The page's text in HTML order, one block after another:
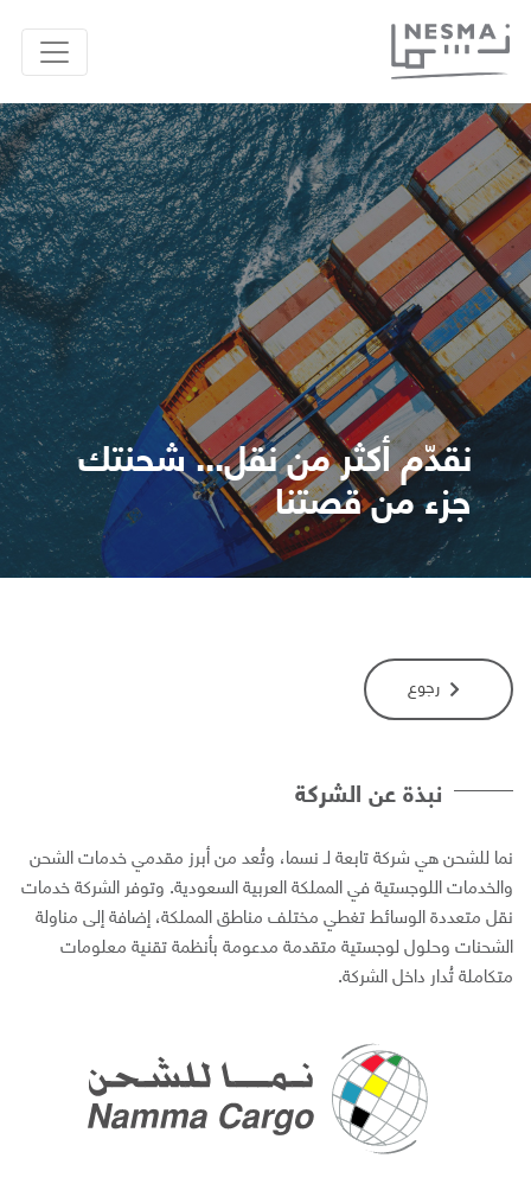
نقدّم أكثر من نقل... شحنتك
جزء من قصتنا
رجوع
نبذة عن الشركة
للشحن ھي شركة تابعة لـ نسما، وتُعد من أبرز مقدمي خدمات الشحن
اللوجستیة في المملكة العربیة السعودیة. وتوفر الشركة خدمات
متعددة الوسائط تغطي مختلف مناطق المملكة، إضافة إلى مناولة
وحلول لوجستیة متقدمة مدعومة بأنظمة تقنیة معلومات
تُدار داخل الشركة.